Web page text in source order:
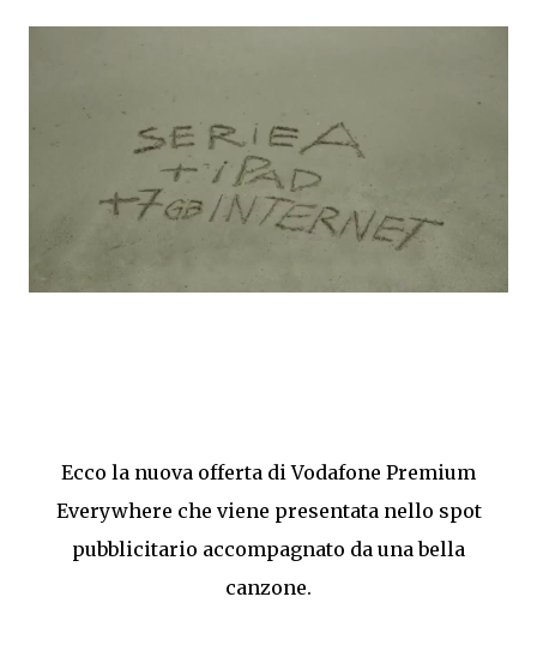
Ecco la nuova offerta di Vodafone Premium
Everywhere che viene presentata nello spot
pubblicitario accompagnato da una bella
canzone.